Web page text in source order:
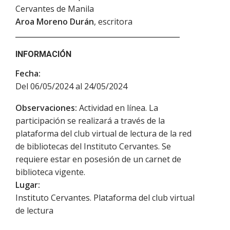
Cervantes de Manila
Aroa Moreno Durán, escritora
INFORMACIÓN
Fecha:
Del 06/05/2024 al 24/05/2024
Observaciones: Actividad en línea. La
participación se realizará a través de la
plataforma del club virtual de lectura de la red
de bibliotecas del Instituto Cervantes. Se
requiere estar en posesión de un carnet de
biblioteca vigente.
Lugar:
Instituto Cervantes. Plataforma del club virtual
de lectura